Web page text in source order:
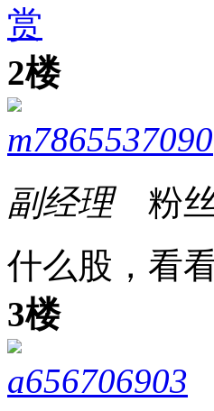
赏
2楼
m7865537090
副经理粉
什么股，看
3楼
a656706903